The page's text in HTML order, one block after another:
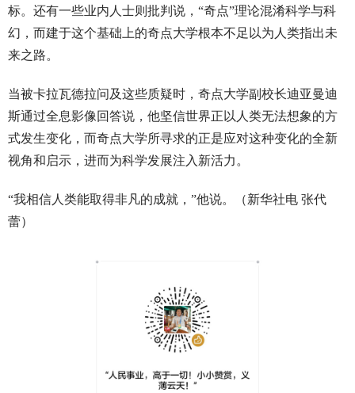
标。还有一些业内人士则批判说，“奇点”理论混淆科学与科
幻，而建于这个基础上的奇点大学根本不足以为人类指出未
来之路。
当被卡拉瓦德拉问及这些质疑时，奇点大学副校长迪亚曼迪
斯通过全息影像回答说，他坚信世界正以人类无法想象的方
式发生变化，而奇点大学所寻求的正是应对这种变化的全新
视角和启示，进而为科学发展注入新活力。
“我相信人类能取得非凡的成就，”他说。（新华社电 张代
蕾）